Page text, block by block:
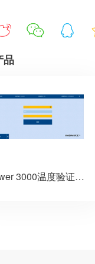
品
Power 3000温度验证系统软件